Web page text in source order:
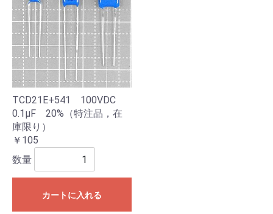
TCD21E+541 100VDC
0.1μF 20%（特注品，在
庫限り）
￥105
数量
カートに入れる